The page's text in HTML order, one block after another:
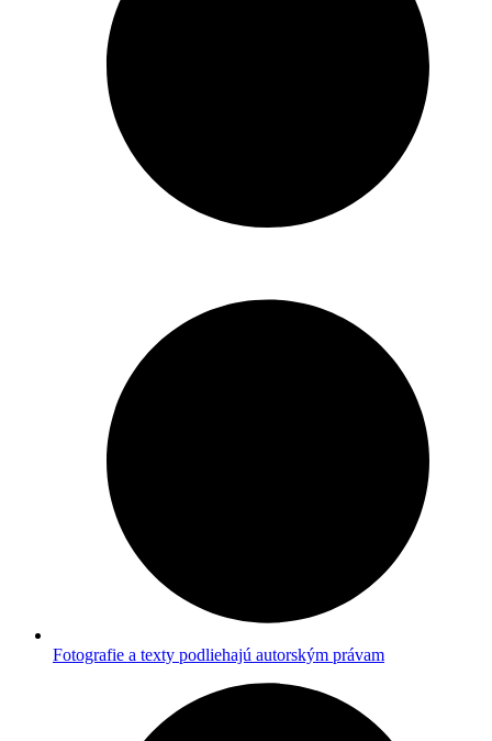
Fotografie a texty podliehajú autorským právam